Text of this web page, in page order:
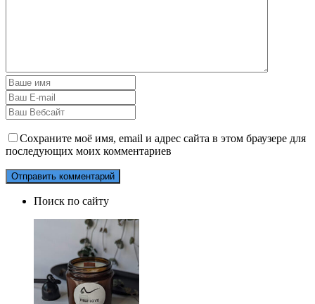
Сохраните моё имя, email и адрес сайта в этом браузере для
последующих моих комментариев
Поиск по сайту